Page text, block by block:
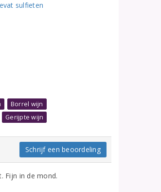
sulfieten
Borrel wijn
Gerijpte wijn
Schrijf een beoordeling
Fijn in de mond.